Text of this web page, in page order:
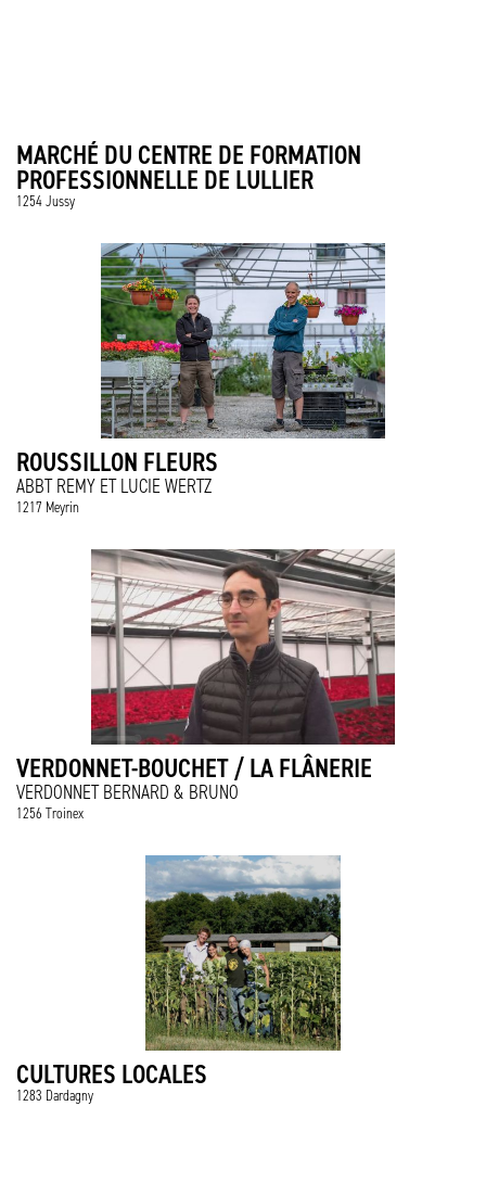
MARCHÉ DU CENTRE DE FORMATION
PROFESSIONNELLE DE LULLIER
1254 Jussy
ROUSSILLON FLEURS
ABBT REMY ET LUCIE WERTZ
1217 Meyrin
VERDONNET-BOUCHET / LA FLÂNERIE
VERDONNET BERNARD & BRUNO
1256 Troinex
CULTURES LOCALES
1283 Dardagny